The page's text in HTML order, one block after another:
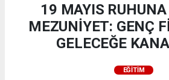
19 MAYIS
MEZUNİYET: GENÇ
GELECEĞE
EĞİTİM